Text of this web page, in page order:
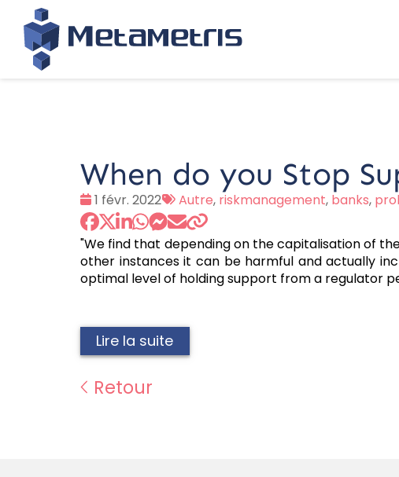
When do you Stop
Date
:
1 févr. 2022
Tags
:
Autre, riskmanagement, banks,
"We find that depending on the capitalisation of
other instances it can be harmful and actually
optimal level of holding support from a regulator
Lire la suite
Retour